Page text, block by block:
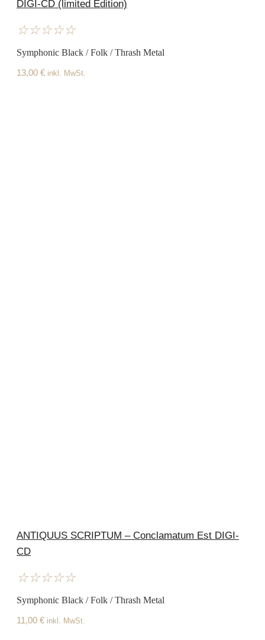
DIGI-CD (limited Edition)
☆☆☆☆☆
Symphonic Black / Folk / Thrash Metal
13,00 € inkl. MwSt.
ANTIQUUS SCRIPTUM – Conclamatum Est DIGI-
CD
☆☆☆☆☆
Symphonic Black / Folk / Thrash Metal
11,00 € inkl. MwSt.